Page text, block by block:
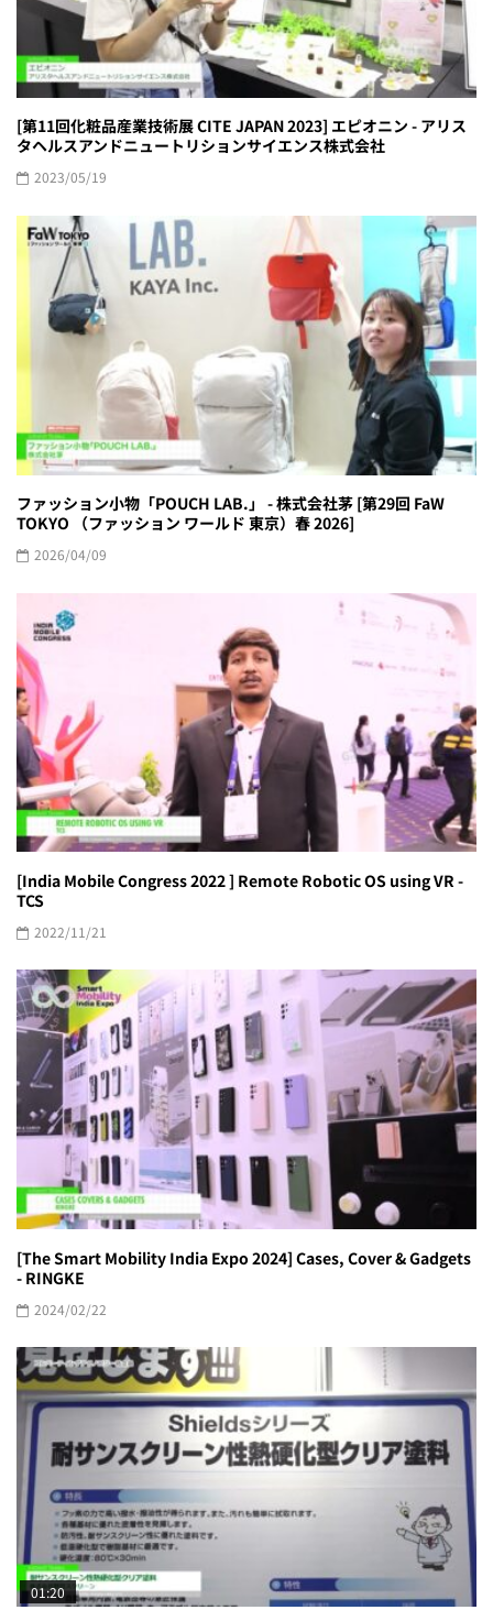
[第11回化粧品産業技術展 CITE JAPAN 2023] エピオニン - アリス
タヘルスアンドニュートリションサイエンス株式会社
2023/05/19
ファッション小物「POUCH LAB.」 - 株式会社茅 [第29回 FaW
TOKYO （ファッション ワールド 東京）春 2026]
2026/04/09
[India Mobile Congress 2022 ] Remote Robotic OS using VR -
TCS
2022/11/21
[The Smart Mobility India Expo 2024] Cases, Cover & Gadgets
- RINGKE
2024/02/22
01:20